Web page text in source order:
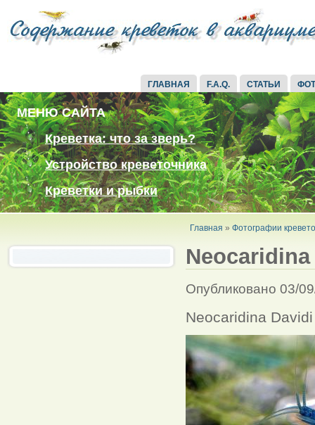
ГЛАВНАЯ F.A.Q. СТАТЬИ
МЕНЮ САЙТА
Креветка: что за зверь?
Устройство креветочника
Креветки и рыбки
Главная » Фотографии
Опубликовано 03/
Neocaridina